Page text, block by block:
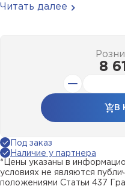
Читать далее
8
В
Под заказ
Наличие у партнера
*Цены указаны в
условиях не являются
положениями Статьи 437